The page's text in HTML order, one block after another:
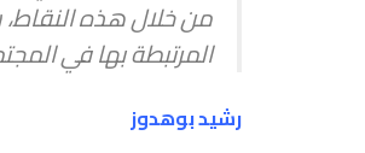
من خلال هذه النقاط،
المرتبطة بها في
رشيد بوهدوز